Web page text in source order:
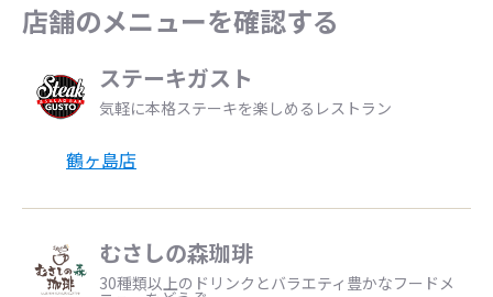
店舗のメニューを確認する
ステーキガスト
気軽に本格ステーキを楽しめるレストラン
鶴ヶ島店
むさしの森珈琲
30種類以上のドリンクとバラエティ豊かなフードメ